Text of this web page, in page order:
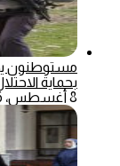
مستوطنون
بحماية
8 أغسطس، 2026